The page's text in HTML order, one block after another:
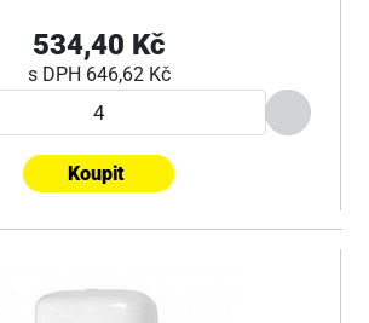
534,40 Kč
s DPH 646,62 Kč
Koupit